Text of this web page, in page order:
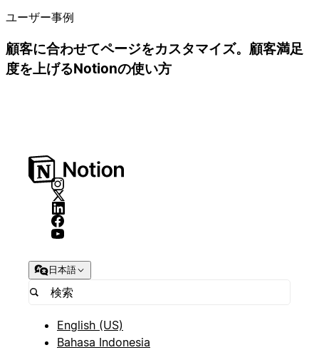
ユーザー事例
顧客に合わせてページをカスタマイズ。顧客満足
度を上げるNotionの使い方
日本語
English (US)
Bahasa Indonesia